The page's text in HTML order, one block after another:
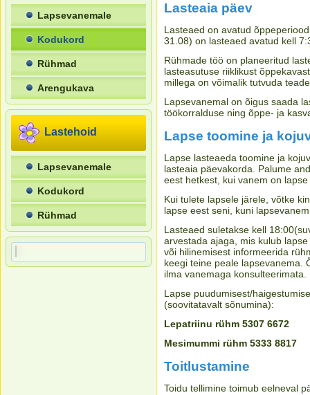
Lapsevanemale
Kodukord
Rühmad
Arengukava
Lastehoid
Lapsevanemale
Kodukord
Rühmad
Lasteaia päev
Lasteaed on avatud
31.08) on lasteaed avatud kell
Rühmade töö on planeeritud
lasteasutuse riiklikust
millega on võimalik tutvuda
Lapsevanemal on õigus saada
töökorralduse ning õppe- ja
Lapse toomine ja
Lapse lasteaeda toomine ja
lasteaia päevakorda. Palume
eest hetkest, kui vanem on
Kui tulete lapsele järele, võtke
lapse eest seni, kuni
Lasteaed suletakse kell
arvestada ajaga, mis kulub
või hilinemisest informeerida
keegi teine peale lapsevanema.
ilma vanemaga konsulteerimata.
Lapse puudumisest/
(soovitatavalt sõnumina):
Lepatriinu rühm 5307 6672
Mesimummi rühm 5333 8817
Toitlustamine
Toidu tellimine toimub eelneval